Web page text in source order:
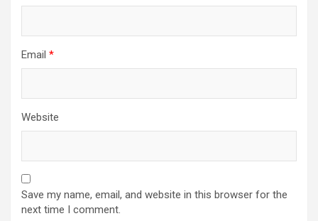
Email *
Website
Save my name, email, and website in this browser for the
next time I comment.